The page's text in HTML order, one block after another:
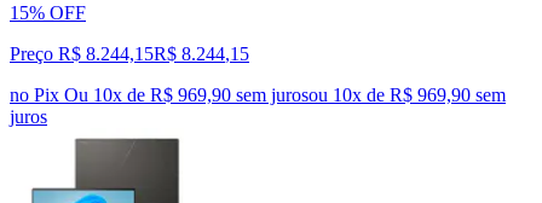
15% OFF
Preço R$ 8.244,15R$ 8.244,15
no Pix Ou 10x de R$ 969,90 sem jurosou 10x de R$ 969,90 sem
juros